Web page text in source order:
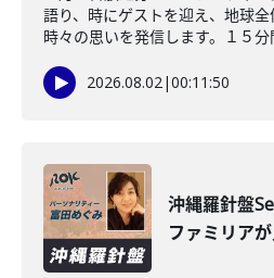
語り、時にゲストを迎え、地球
時々の思いを発信します。１５
2026.08.02|00:11:50
沖縄羅針盤
ファミリア